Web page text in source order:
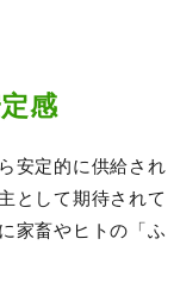
感
安定的に供給され
として期待されて
家畜やヒトの「ふ